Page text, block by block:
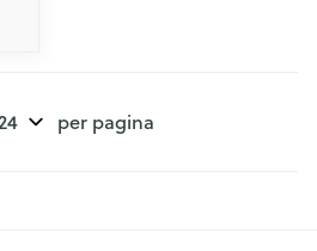
per pagina